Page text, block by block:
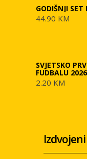
GODIŠNJI
44.90 KM
SVJETSKO
FUDBALU
2.20 KM